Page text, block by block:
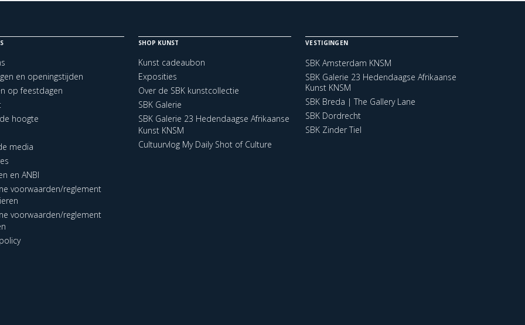
en openingstijden
op feestdagen
hoogte
media
en ANBI
voorwaarden/reglement
voorwaarden/reglement
SHOP KUNST
Kunst cadeaubon
Exposities
Over de SBK kunstcollectie
SBK Galerie
SBK Galerie 23 Hedendaagse Afrikaanse
Kunst KNSM
Cultuurvlog My Daily Shot of Culture
VESTIGINGEN
SBK Amsterdam KNSM
SBK Galerie 23 Hedendaagse Afrikaanse
Kunst KNSM
SBK Breda | The Gallery Lane
SBK Dordrecht
SBK Zinder Tiel